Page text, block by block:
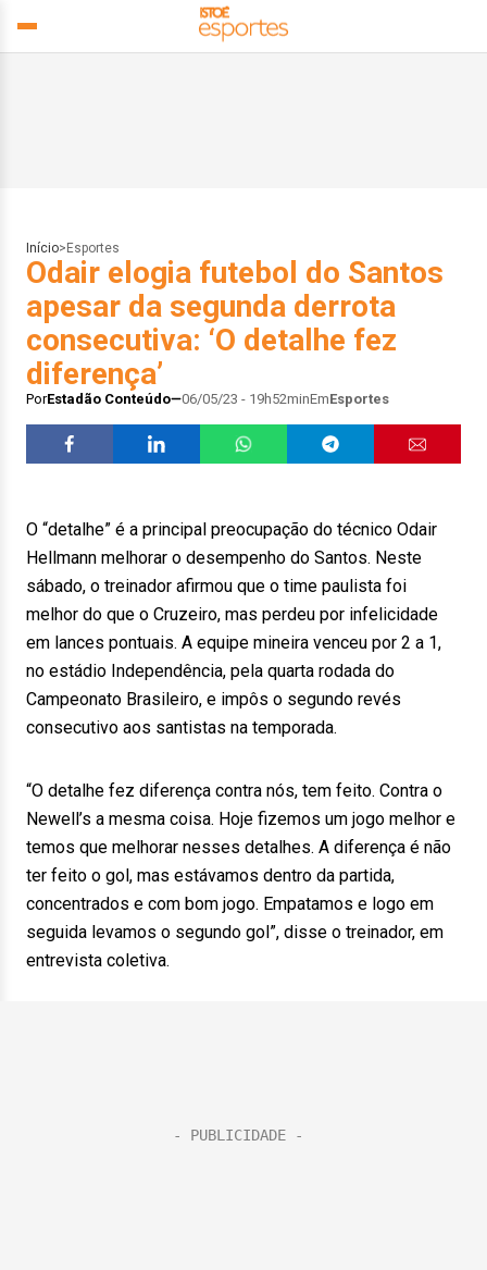
Início> Esportes
Odair elogia futebol do Santos
apesar da segunda derrota
consecutiva: ‘O detalhe fez
diferença’
PorEstadão Conteúdo 06/05/23 - 19h52minEmEsportes
O “detalhe” é a principal preocupação do técnico Odair
Hellmann melhorar o desempenho do Santos. Neste
sábado, o treinador afirmou que o time paulista foi
melhor do que o Cruzeiro, mas perdeu por infelicidade
em lances pontuais. A equipe mineira venceu por 2 a 1,
no estádio Independência, pela quarta rodada do
Campeonato Brasileiro, e impôs o segundo revés
consecutivo aos santistas na temporada.
“O detalhe fez diferença contra nós, tem feito. Contra o
Newell’s a mesma coisa. Hoje fizemos um jogo melhor e
temos que melhorar nesses detalhes. A diferença é não
ter feito o gol, mas estávamos dentro da partida,
concentrados e com bom jogo. Empatamos e logo em
seguida levamos o segundo gol”, disse o treinador, em
entrevista coletiva.